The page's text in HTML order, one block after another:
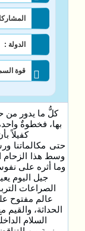
الدولة :
قوة
كلُّ ما يدور من
بها، فخطوةٌ
كفيلاً
حتى مكالماتنا
وسط هذا الزحام
وما أثره على
جيل اليوم
الصراعات
عالم مفتوح
الحداثة، والقيم
السلام